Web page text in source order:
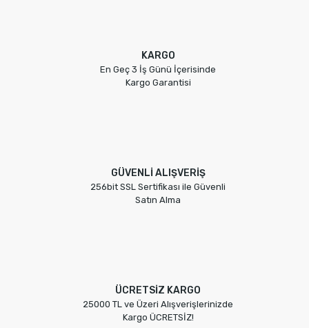
KARGO
En Geç 3 İş Günü İçerisinde
Kargo Garantisi
GÜVENLİ ALIŞVERİŞ
256bit SSL Sertifikası ile Güvenli
Satın Alma
ÜCRETSİZ KARGO
25000 TL ve Üzeri Alışverişlerinizde
Kargo ÜCRETSİZ!